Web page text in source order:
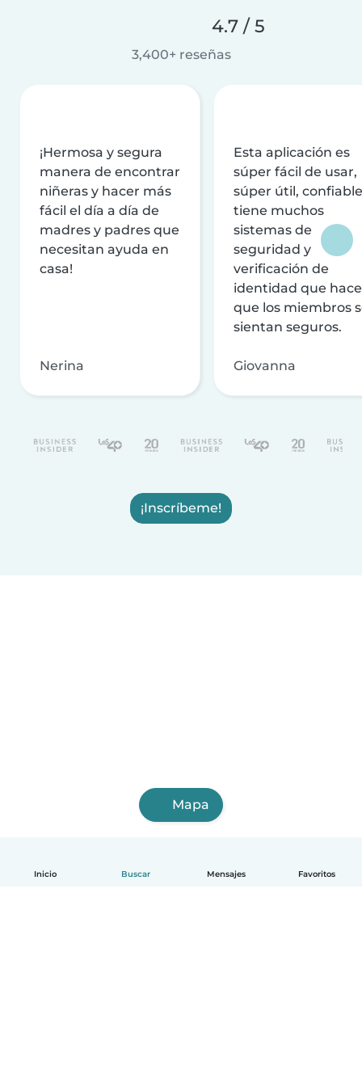
Inicio Buscar Mensajes Favoritos
4.7 / 5
3,400+ reseñas
¡Hermosa y segura
manera de encontrar
niñeras y hacer más
fácil el día a día de
madres y padres que
necesitan ayuda en
casa!
Nerina
Esta aplicación es
súper fácil de usar,
súper útil,
tiene muchos
sistemas de
seguridad y
verificación de
identidad que
que los miembros
sientan seguros.
Giovanna
¡Inscríbeme!
Mapa